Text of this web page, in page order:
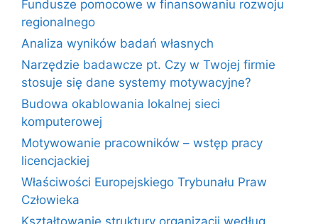
Fundusze pomocowe w finansowaniu rozwoju
regionalnego
Analiza wyników badań własnych
Narzędzie badawcze pt. Czy w Twojej firmie
stosuje się dane systemy motywacyjne?
Budowa okablowania lokalnej sieci
komputerowej
Motywowanie pracowników – wstęp pracy
licencjackiej
Właściwości Europejskiego Trybunału Praw
Człowieka
Kształtowanie struktury organizacji według